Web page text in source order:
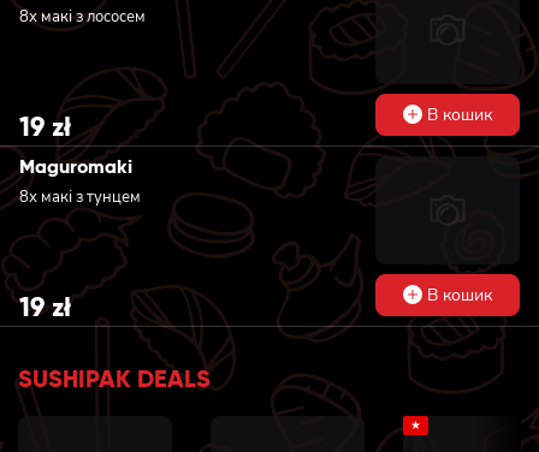
8х макі з лососем
19 zł В кошик
Maguromaki
8х макі з тунцем
19zł В кошик
SUSHIPAK DEALS
★